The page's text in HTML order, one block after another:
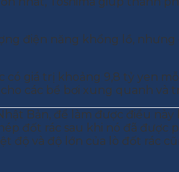
điện năng khổng lồ,
giá trị khoảng 9,8 tỷ yen
các bể bơi xung quanh và
Bản, để làm được điều
đốt rác sau khi nó đã được
độ và độ lớn của lò đốt rác